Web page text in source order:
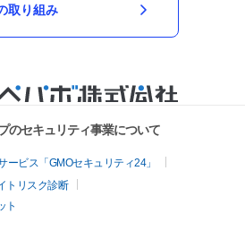
取り組み
のセキュリティ事業について
ビス「GMOセキュリティ24」
トリスク診断
ト